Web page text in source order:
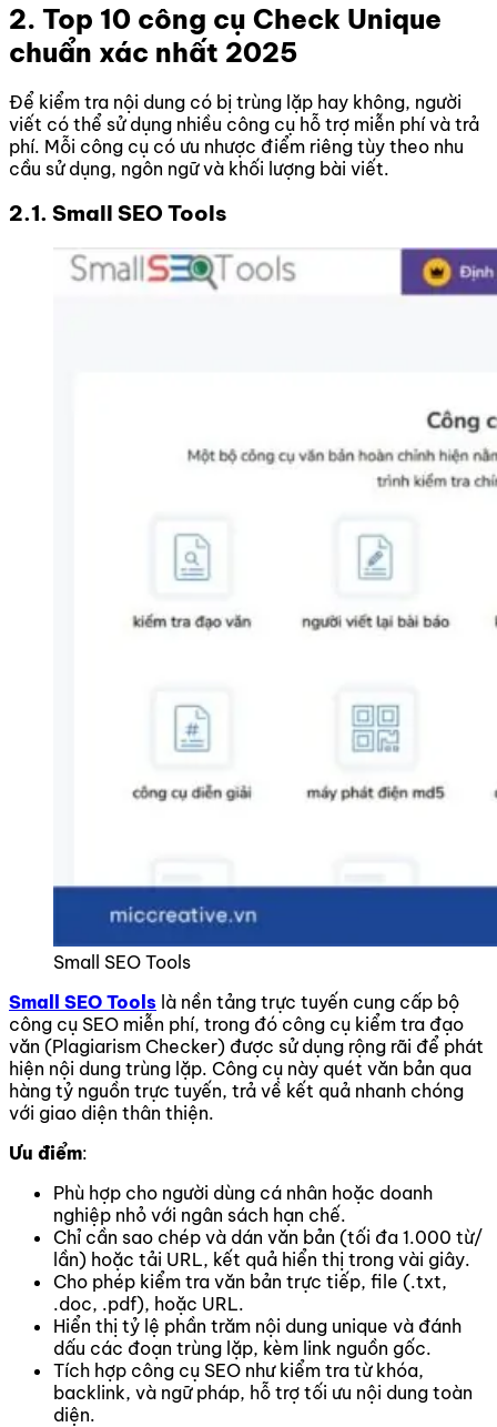
2. Top 10 công cụ Check Unique
chuẩn xác nhất 2025
Để kiểm tra nội dung có bị trùng lặp hay không, người
viết có thể sử dụng nhiều công cụ hỗ trợ miễn phí và trả
phí. Mỗi công cụ có ưu nhược điểm riêng tùy theo nhu
cầu sử dụng, ngôn ngữ và khối lượng bài viết.
2.1. Small SEO Tools
Small SEO Tools
Small SEO Tools là nền tảng trực tuyến cung cấp bộ
công cụ SEO miễn phí, trong đó công cụ kiểm tra đạo
văn (Plagiarism Checker) được sử dụng rộng rãi để phát
hiện nội dung trùng lặp. Công cụ này quét văn bản qua
hàng tỷ nguồn trực tuyến, trả về kết quả nhanh chóng
với giao diện thân thiện.
Ưu điểm:
Phù hợp cho người dùng cá nhân hoặc doanh
nghiệp nhỏ với ngân sách hạn chế.
Chỉ cần sao chép và dán văn bản (tối đa 1.000 từ/
lần) hoặc tải URL, kết quả hiển thị trong vài giây.
Cho phép kiểm tra văn bản trực tiếp, file (.txt,
.doc, .pdf), hoặc URL.
Hiển thị tỷ lệ phần trăm nội dung unique và đánh
dấu các đoạn trùng lặp, kèm link nguồn gốc.
Tích hợp công cụ SEO như kiểm tra từ khóa,
backlink, và ngữ pháp, hỗ trợ tối ưu nội dung toàn
diện.